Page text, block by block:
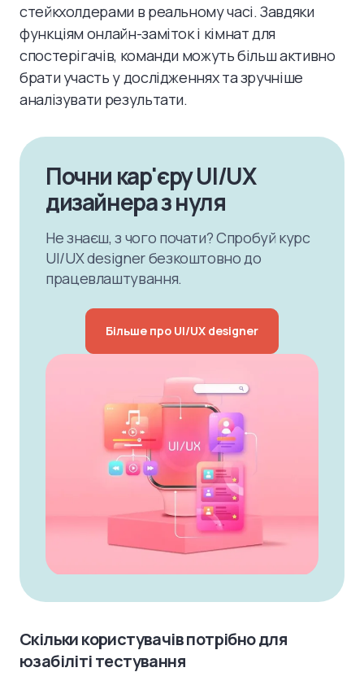
стейкхолдерами в реальному часі. Завдяки
функціям онлайн-заміток і кімнат для
спостерігачів, команди можуть більш активно
брати участь у дослідженнях та зручніше
аналізувати результати.
Почни кар'єру UI/UX
дизайнера з нуля
Не знаєш, з чого почати? Спробуй курс
UI/UX designer безкоштовно до
працевлаштування.
Більше про UI/UX designer
Скільки користувачів потрібно для
юзабіліті тестування